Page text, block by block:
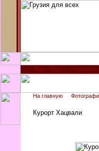
Новости
На главную
Курорт Хацвали